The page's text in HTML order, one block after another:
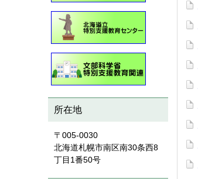
所在地
〒005-0030
北海道札幌市南区南30条西8
丁目1番50号